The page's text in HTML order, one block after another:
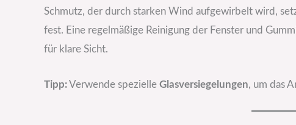
Schmutz, der durch starken Wind aufgewirbelt wird,
fest. Eine regelmäßige Reinigung der Fenster und
für klare Sicht.
Tipp:Verwende spezielle Glasversiegelungen, um das